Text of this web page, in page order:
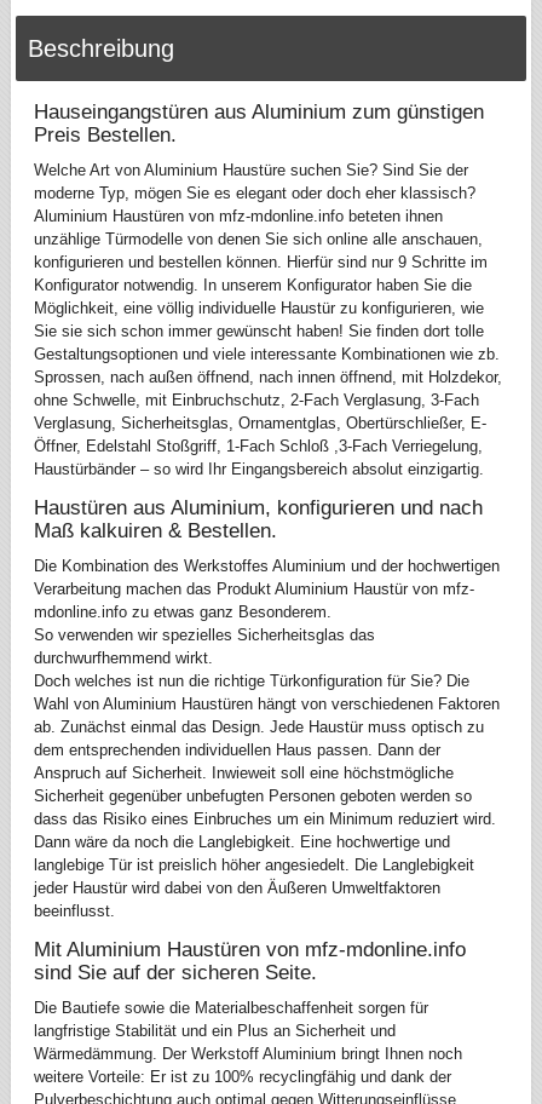
Beschreibung
Hauseingangstüren aus Aluminium zum günstigen
Preis Bestellen.
Welche Art von Aluminium Haustüre suchen Sie? Sind Sie der
moderne Typ, mögen Sie es elegant oder doch eher klassisch?
Aluminium Haustüren von mfz-mdonline.info beteten ihnen
unzählige Türmodelle von denen Sie sich online alle anschauen,
konfigurieren und bestellen können. Hierfür sind nur 9 Schritte im
Konfigurator notwendig. In unserem Konfigurator haben Sie die
Möglichkeit, eine völlig individuelle Haustür zu konfigurieren, wie
Sie sie sich schon immer gewünscht haben! Sie finden dort tolle
Gestaltungsoptionen und viele interessante Kombinationen wie zb.
Sprossen, nach außen öffnend, nach innen öffnend, mit Holzdekor,
ohne Schwelle, mit Einbruchschutz, 2-Fach Verglasung, 3-Fach
Verglasung, Sicherheitsglas, Ornamentglas, Obertürschließer, E-
Öffner, Edelstahl Stoßgriff, 1-Fach Schloß ,3-Fach Verriegelung,
Haustürbänder – so wird Ihr Eingangsbereich absolut einzigartig.
Haustüren aus Aluminium, konfigurieren und nach
Maß kalkuiren & Bestellen.
Die Kombination des Werkstoffes Aluminium und der hochwertigen
Verarbeitung machen das Produkt Aluminium Haustür von mfz-
mdonline.info zu etwas ganz Besonderem.
So verwenden wir spezielles Sicherheitsglas das
durchwurfhemmend wirkt.
Doch welches ist nun die richtige Türkonfiguration für Sie? Die
Wahl von Aluminium Haustüren hängt von verschiedenen Faktoren
ab. Zunächst einmal das Design. Jede Haustür muss optisch zu
dem entsprechenden individuellen Haus passen. Dann der
Anspruch auf Sicherheit. Inwieweit soll eine höchstmögliche
Sicherheit gegenüber unbefugten Personen geboten werden so
dass das Risiko eines Einbruches um ein Minimum reduziert wird.
Dann wäre da noch die Langlebigkeit. Eine hochwertige und
langlebige Tür ist preislich höher angesiedelt. Die Langlebigkeit
jeder Haustür wird dabei von den Äußeren Umweltfaktoren
beeinflusst.
Mit Aluminium Haustüren von mfz-mdonline.info
sind Sie auf der sicheren Seite.
Die Bautiefe sowie die Materialbeschaffenheit sorgen für
langfristige Stabilität und ein Plus an Sicherheit und
Wärmedämmung. Der Werkstoff Aluminium bringt Ihnen noch
weitere Vorteile: Er ist zu 100% recyclingfähig und dank der
Pulverbeschichtung auch optimal gegen Witterungseinflüsse